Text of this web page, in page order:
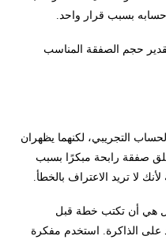
حسابه بسبب قرار واحد.
حجم الصفقة المناسب
التجريبي، لكنهما يظهران
صفقة رابحة مبكرًا بسبب
لا تريد الاعتراف بالخطأ.
هي أن تكتب خطة قبل
على الذاكرة. استخدم مفكرة